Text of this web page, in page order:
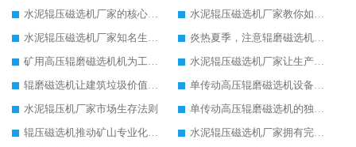
水泥辊压磁选机厂家的核心竞争力在于产品质量
水泥辊压磁选机厂家教你如何选择设备
水泥辊压磁选机厂家知名生产型企业
炎热夏季，注意辊磨磁选机的润滑油更换
矿用高压辊磨磁选机机为工业机械增光添彩
水泥辊压磁选机厂家让生产变得简单
辊磨磁选机让建筑垃圾价值升级
单传动高压辊磨磁选机设备特点
水泥辊压机厂家市场生存法则
单传动高压辊磨磁选机的独特之处
辊压磁选机推动矿山专业化发展
水泥辊压磁选机厂家拥有完善服务理念